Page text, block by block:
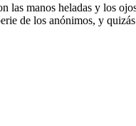
manos heladas y los
de los anónimos, y